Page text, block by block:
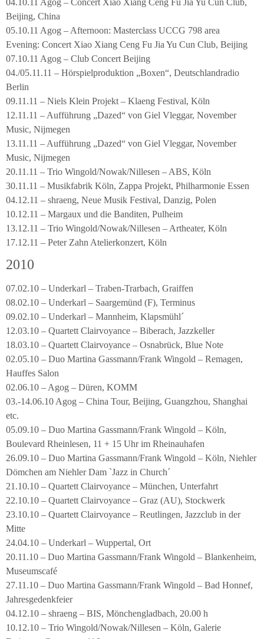
04.10.11 Agog – Concert Xiao Xiang Ceng Fu Jia Yu Cun Club,
Beijing, China
05.10.11 Agog – Afternoon: Masterclass UCCG 798 area
Evening: Concert Xiao Xiang Ceng Fu Jia Yu Cun Club, Beijing
07.10.11 Agog – Club Concert Beijing
04./05.11.11 – Hörspielproduktion „Boxen“, Deutschlandradio
Berlin
09.11.11 – Niels Klein Projekt – Klaeng Festival, Köln
12.11.11 – Aufführung „Dazed“ von Giel Vleggar, November
Music, Nijmegen
13.11.11 – Aufführung „Dazed“ von Giel Vleggar, November
Music, Nijmegen
20.11.11 – Trio Wingold/Nowak/Nillesen – ABS, Köln
30.11.11 – Musikfabrik Köln, Zappa Projekt, Philharmonie Essen
04.12.11 – shraeng, Neue Musik Festival, Danzig, Polen
10.12.11 – Margaux und die Banditen, Pulheim
13.12.11 – Trio Wingold/Nowak/Nillesen – Artheater, Köln
17.12.11 – Peter Zahn Atelierkonzert, Köln
2010
07.02.10 – Underkarl – Traben-Trarbach, Graiffen
08.02.10 – Underkarl – Saargemünd (F), Terminus
09.02.10 – Underkarl – Mannheim, Klapsmühl´
12.03.10 – Quartett Clairvoyance – Biberach, Jazzkeller
18.03.10 – Quartett Clairvoyance – Osnabrück, Blue Note
02.05.10 – Duo Martina Gassmann/Frank Wingold – Remagen,
Hauffes Salon
02.06.10 – Agog – Düren, KOMM
03.-14.06.10 Agog – China Tour, Beijing, Guangzhou, Shanghai
etc.
05.09.10 – Duo Martina Gassmann/Frank Wingold – Köln,
Boulevard Rheinlesen, 11 + 15 Uhr im Rheinauhafen
26.09.10 – Duo Martina Gassmann/Frank Wingold – Köln, Niehler
Dömchen am Niehler Dam `Jazz in Church´
21.10.10 – Quartett Clairvoyance – München, Unterfahrt
22.10.10 – Quartett Clairvoyance – Graz (AU), Stockwerk
23.10.10 – Quartett Clairvoyance – Reutlingen, Jazzclub in der
Mitte
24.04.10 – Underkarl – Wuppertal, Ort
20.11.10 – Duo Martina Gassmann/Frank Wingold – Blankenheim,
Museumscafé
27.11.10 – Duo Martina Gassmann/Frank Wingold – Bad Honnef,
Jahresgedenkfeier
04.12.10 – shraeng – BIS, Mönchengladbach, 20.00 h
10.12.10 – Trio Wingold/Nowak/Nillesen – Köln, Galerie